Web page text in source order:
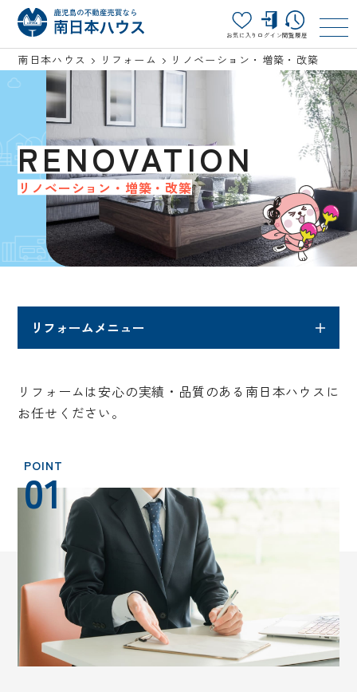
お気に入り ログイン閲覧履歴
南日本ハウス リフォーム リノベーション・増築・改築
RENOVATION
リノベーション・増築・改築
リフォームメニュー
リフォームは安心の実績・品質のある南日本ハウスに
お任せください。
01